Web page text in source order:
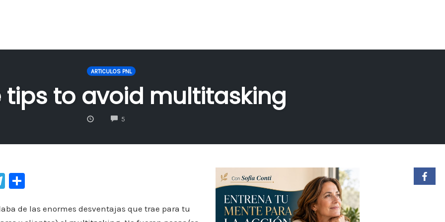
ARTICULOS PNL
tips to avoid multitasking
5
Te
gr m
de las enormes desventajas que trae para tu